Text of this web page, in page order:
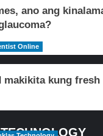
ano ang
Online
makikita kung